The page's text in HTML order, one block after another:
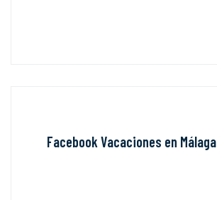
Facebook Vacaciones en Málaga